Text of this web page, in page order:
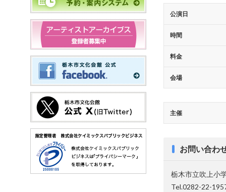
公演日
時間
料金
会場
主催
お問い合わ
栃木市立吹上小
Tel.0282-22-